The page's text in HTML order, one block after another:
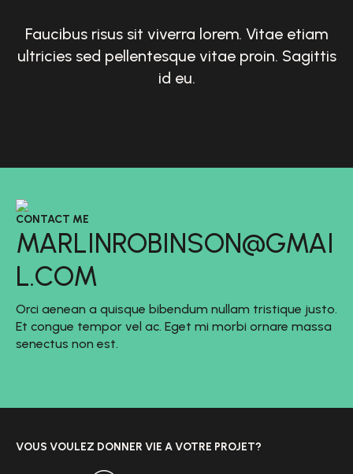
Faucibus risus sit viverra lorem. Vitae etiam
ultricies sed pellentesque vitae proin. Sagittis
id eu.
CONTACT ME
MARLINROBINSON@GMAI
L.COM
Orci aenean a quisque bibendum nullam tristique justo.
Et congue tempor vel ac. Eget mi morbi ornare massa
senectus non est.
VOUS VOULEZ DONNER VIE A VOTRE PROJET?